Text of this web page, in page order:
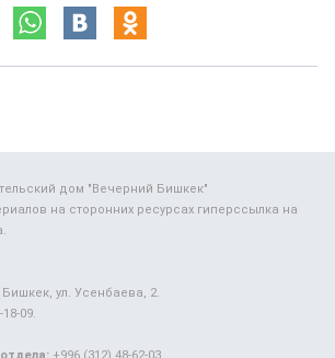
дом "Вечерний Бишкек"
на сторонних ресурсах гиперссылка на
ул. Усенбаева, 2.
09.